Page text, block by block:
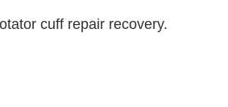
cuff repair recovery.